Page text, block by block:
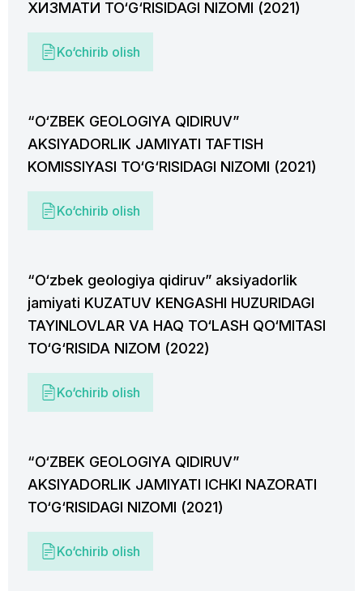
ХИЗМАТИ TO‘G‘RISIDAGI NIZOMI (2021)
Ko‘chirib olish
“O‘ZBEK GEOLOGIYA QIDIRUV”
AKSIYADORLIK JAMIYATI TAFTISH
KOMISSIYASI TO‘G‘RISIDAGI NIZOMI (2021)
Ko‘chirib olish
“O‘zbek geologiya qidiruv” aksiyadorlik
jamiyati KUZATUV KENGASHI HUZURIDAGI
TAYINLOVLAR VA HAQ TO‘LASH QO‘MITASI
TO‘G‘RISIDA NIZOM (2022)
Ko‘chirib olish
“O‘ZBEK GEOLOGIYA QIDIRUV”
AKSIYADORLIK JAMIYATI ICHKI NAZORATI
TO‘G‘RISIDAGI NIZOMI (2021)
Ko‘chirib olish